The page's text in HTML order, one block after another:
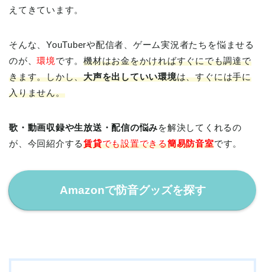
えてきています。
そんな、YouTuberや配信者、ゲーム実況者たちを悩ませる
のが、環境です。機材はお金をかければすぐにでも調達で
きます。しかし、大声を出していい環境は、すぐには手に
入りません。
歌・動画収録や生放送・配信の悩みを解決してくれるの
が、今回紹介する賃貸でも設置できる簡易防音室です。
Amazonで防音グッズを探す